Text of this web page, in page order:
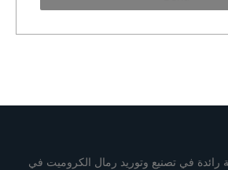
في تصنيع وتوريد رمال الكروميت في